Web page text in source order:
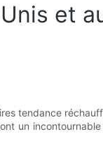
et
tendance
un